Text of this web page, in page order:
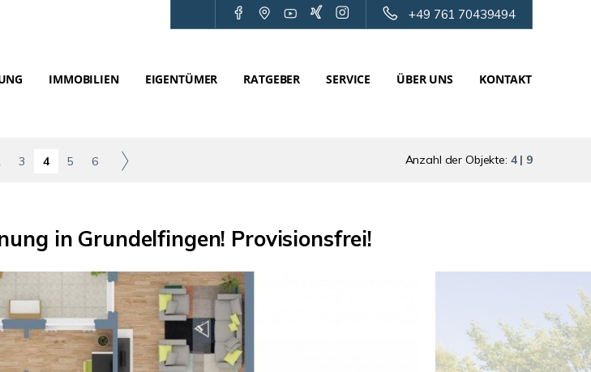
+49 761 70439494
IMMOBILIEN EIGENTÜMER RATGEBER SERVICE ÜBER UNS KONTAKT
3 4 5 6 Anzahl der Objekte: 4 | 9
in Grundelfingen! Provisionsfrei!